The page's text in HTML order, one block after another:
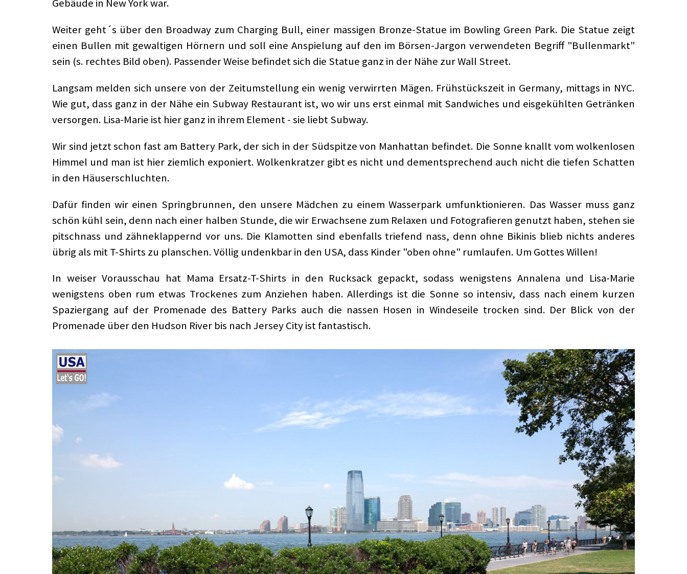
Gebäude in New York war.
Weiter geht´s über den Broadway zum Charging Bull, einer massigen Bronze-Statue im Bowling Green Park. Die Statue zeigt
einen Bullen mit gewaltigen Hörnern und soll eine Anspielung auf den im Börsen-Jargon verwendeten Begriff "Bullenmarkt"
sein (s. rechtes Bild oben). Passender Weise befindet sich die Statue ganz in der Nähe zur Wall Street.
Langsam melden sich unsere von der Zeitumstellung ein wenig verwirrten Mägen. Frühstückszeit in Germany, mittags in NYC.
Wie gut, dass ganz in der Nähe ein Subway Restaurant ist, wo wir uns erst einmal mit Sandwiches und eisgekühlten Getränken
versorgen. Lisa-Marie ist hier ganz in ihrem Element - sie liebt Subway.
Wir sind jetzt schon fast am Battery Park, der sich in der Südspitze von Manhattan befindet. Die Sonne knallt vom wolkenlosen
Himmel und man ist hier ziemlich exponiert. Wolkenkratzer gibt es nicht und dementsprechend auch nicht die tiefen Schatten
in den Häuserschluchten.
Dafür finden wir einen Springbrunnen, den unsere Mädchen zu einem Wasserpark umfunktionieren. Das Wasser muss ganz
schön kühl sein, denn nach einer halben Stunde, die wir Erwachsene zum Relaxen und Fotografieren genutzt haben, stehen sie
pitschnass und zähneklappernd vor uns. Die Klamotten sind ebenfalls triefend nass, denn ohne Bikinis blieb nichts anderes
übrig als mit T-Shirts zu planschen. Völlig undenkbar in den USA, dass Kinder "oben ohne" rumlaufen. Um Gottes Willen!
In weiser Vorausschau hat Mama Ersatz-T-Shirts in den Rucksack gepackt, sodass wenigstens Annalena und Lisa-Marie
wenigstens oben rum etwas Trockenes zum Anziehen haben. Allerdings ist die Sonne so intensiv, dass nach einem kurzen
Spaziergang auf der Promenade des Battery Parks auch die nassen Hosen in Windeseile trocken sind. Der Blick von der
Promenade über den Hudson River bis nach Jersey City ist fantastisch.